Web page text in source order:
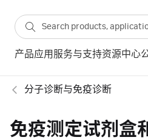
产品应用 服务与支持资源中心
分子诊断与免疫诊断
免疫测定试剂盒